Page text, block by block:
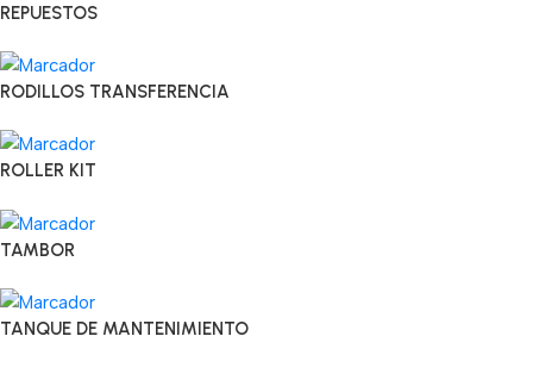
REPUESTOS
RODILLOS TRANSFERENCIA
ROLLER KIT
TAMBOR
TANQUE DE MANTENIMIENTO